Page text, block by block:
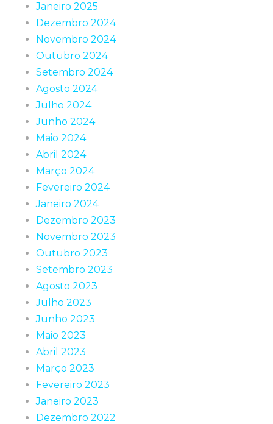
Janeiro 2025
Dezembro 2024
Novembro 2024
Outubro 2024
Setembro 2024
Agosto 2024
Julho 2024
Junho 2024
Maio 2024
Abril 2024
Março 2024
Fevereiro 2024
Janeiro 2024
Dezembro 2023
Novembro 2023
Outubro 2023
Setembro 2023
Agosto 2023
Julho 2023
Junho 2023
Maio 2023
Abril 2023
Março 2023
Fevereiro 2023
Janeiro 2023
Dezembro 2022